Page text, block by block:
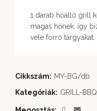
1 darab hőálló grill
magas hőnek, így
vele forró tárgyakat.
Cikkszám: MY-BG/db
Kategóriák: GRILL-BBQ